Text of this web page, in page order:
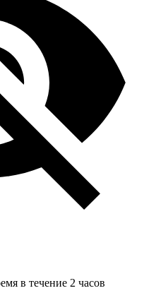
в течение 2 часов